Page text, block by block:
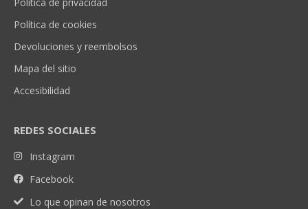
Política de cookies
Devoluciones y reembolsos
Mapa del sitio
Accesibilidad
REDES SOCIALES
Instagram
Facebook
Lo que opinan de nosotros